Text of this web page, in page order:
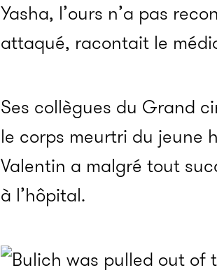
Yasha, l’ours n’a pas
attaqué, racontait le
Ses collègues du Grand
le corps meurtri du jeune
Valentin a malgré tout
à l’hôpital.